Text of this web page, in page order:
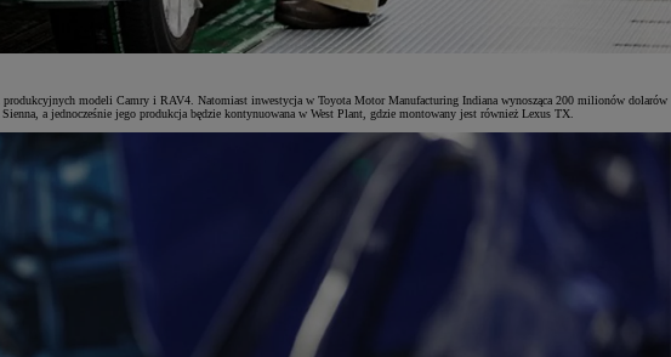
modeli Camry i RAV4. Natomiast inwestycja w Toyota Motor Manufacturing Indiana wynosząca 200 milionów dolarów
a jednocześnie jego produkcja będzie kontynuowana w West Plant, gdzie montowany jest również Lexus TX.